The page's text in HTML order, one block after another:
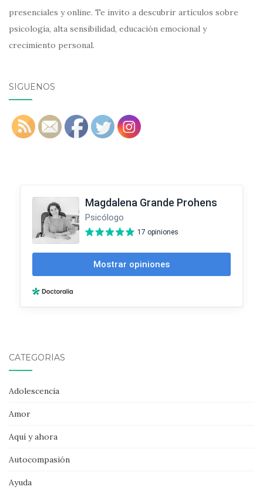
presenciales y online. Te invito a descubrir artículos sobre
psicología, alta sensibilidad, educación emocional y
crecimiento personal.
SÍGUENOS
CATEGORÍAS
Adolescencia
Amor
Aquí y ahora
Autocompasión
Ayuda